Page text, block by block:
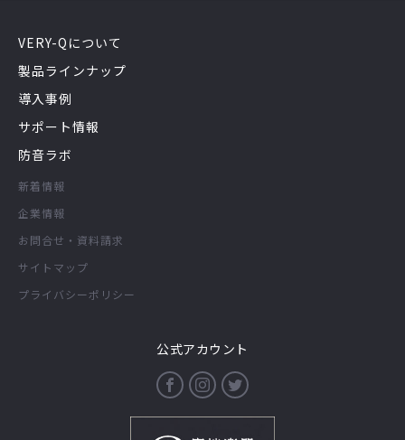
VERY-Qについて
製品ラインナップ
導入事例
サポート情報
防音ラボ
新着情報
企業情報
お問合せ・資料請求
サイトマップ
プライバシーポリシー
公式アカウント